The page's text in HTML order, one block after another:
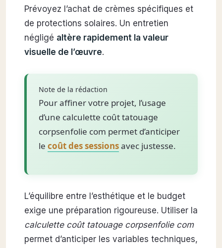
Prévoyez l’achat de crèmes spécifiques et
de protections solaires. Un entretien
négligé altère rapidement la valeur
visuelle de l’œuvre.
Note de la rédaction
Pour affiner votre projet, l’usage
d’une calculette coût tatouage
corpsenfolie com permet d’anticiper
le coût des sessionsavec justesse.
L’équilibre entre l’esthétique et le budget
exige une préparation rigoureuse. Utiliser la
calculette coût tatouage corpsenfolie com
permet d’anticiper les variables techniques,